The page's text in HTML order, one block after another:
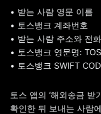
•
•
•
•
• 토스뱅크 SWIFT
토스 앱의 ‘해외송금 받
확인한 뒤 보내는 사람